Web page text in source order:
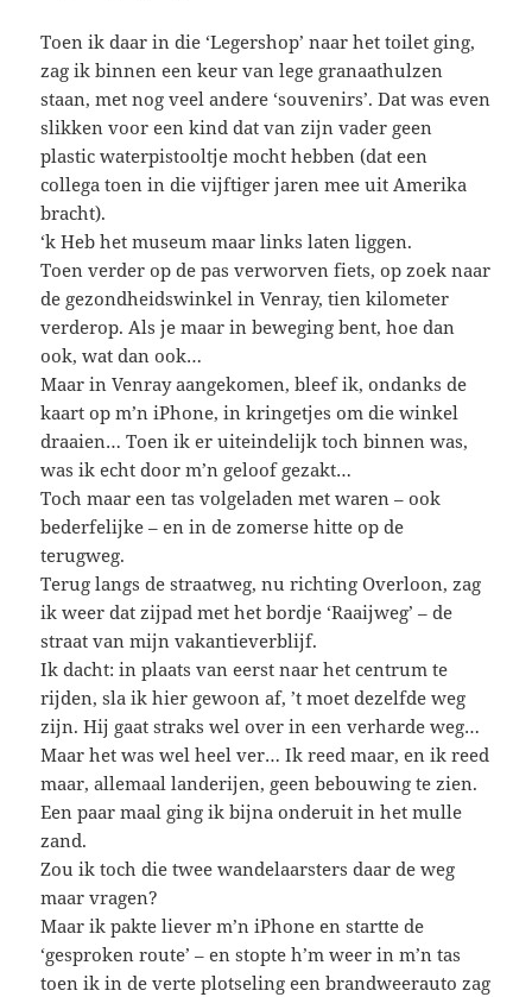
Toen ik daar in die ‘Legershop’ naar het toilet ging,
zag ik binnen een keur van lege granaathulzen
staan, met nog veel andere ‘souvenirs’. Dat was even
slikken voor een kind dat van zijn vader geen
plastic waterpistooltje mocht hebben (dat een
collega toen in die vijftiger jaren mee uit Amerika
bracht).
‘k Heb het museum maar links laten liggen.
Toen verder op de pas verworven fiets, op zoek naar
de gezondheidswinkel in Venray, tien kilometer
verderop. Als je maar in beweging bent, hoe dan
ook, wat dan ook…
Maar in Venray aangekomen, bleef ik, ondanks de
kaart op m’n iPhone, in kringetjes om die winkel
draaien… Toen ik er uiteindelijk toch binnen was,
was ik echt door m’n geloof gezakt…
Toch maar een tas volgeladen met waren – ook
bederfelijke – en in de zomerse hitte op de
terugweg.
Terug langs de straatweg, nu richting Overloon, zag
ik weer dat zijpad met het bordje ‘Raaijweg’ – de
straat van mijn vakantieverblijf.
Ik dacht: in plaats van eerst naar het centrum te
rijden, sla ik hier gewoon af, ’t moet dezelfde weg
zijn. Hij gaat straks wel over in een verharde weg…
Maar het was wel heel ver… Ik reed maar, en ik reed
maar, allemaal landerijen, geen bebouwing te zien.
Een paar maal ging ik bijna onderuit in het mulle
zand.
Zou ik toch die twee wandelaarsters daar de weg
maar vragen?
Maar ik pakte liever m’n iPhone en startte de
‘gesproken route’ – en stopte h’m weer in m’n tas
toen ik in de verte plotseling een brandweerauto zag